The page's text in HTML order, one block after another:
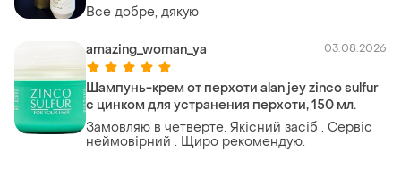
Все добре, дякую
amazing_woman_ya 03.08.2026
Шампунь-крем от перхоти alan jey zinco sulfur
с цинком для устранения перхоти, 150 мл.
Замовляю в четверте. Якісний засіб . Сервіс
неймовірний . Щиро рекомендую.